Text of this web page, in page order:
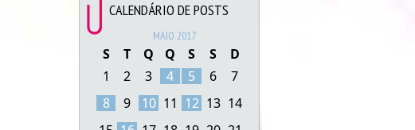
CALENDÁRIO DE POSTS
MAIO 2017
S T Q Q S S
D
1
2 3 4 5 6
7
8
9 10 11 12 13 14